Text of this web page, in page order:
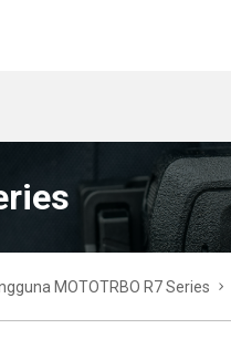
MOTOTRBO R7 Series